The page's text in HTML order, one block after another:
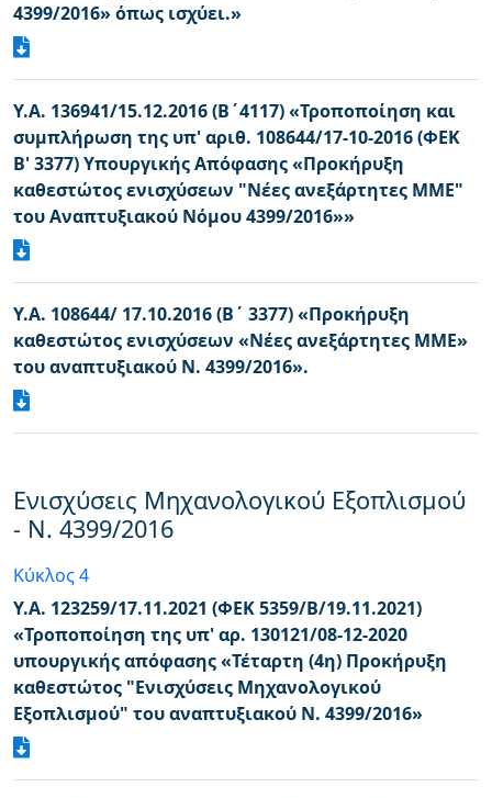
4399/2016» όπως ισχύει.»
Υ.Α. 136941/15.12.2016 (Β΄4117) «Τροποποίηση και
συμπλήρωση της υπ' αριθ. 108644/17-10-2016 (ΦΕΚ
B' 3377) Υπουργικής Απόφασης «Προκήρυξη
καθεστώτος ενισχύσεων "Νέες ανεξάρτητες ΜΜΕ"
του Αναπτυξιακού Νόμου 4399/2016»»
Υ.Α. 108644/ 17.10.2016 (Β΄ 3377) «Προκήρυξη
καθεστώτος ενισχύσεων «Νέες ανεξάρτητες ΜΜΕ»
του αναπτυξιακού Ν. 4399/2016».
Ενισχύσεις Μηχανολογικού Εξοπλισμού
- Ν. 4399/2016
Κύκλος 4
Υ.Α. 123259/17.11.2021 (ΦΕΚ 5359/Β/19.11.2021)
«Τροποποίηση της υπ' αρ. 130121/08-12-2020
υπουργικής απόφασης «Τέταρτη (4η) Προκήρυξη
καθεστώτος "Ενισχύσεις Μηχανολογικού
Εξοπλισμού" του αναπτυξιακού N. 4399/2016»